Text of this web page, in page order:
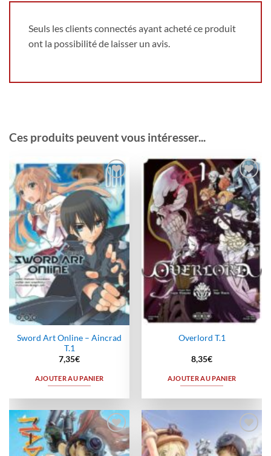
Seuls les clients connectés ayant acheté ce produit
ont la possibilité de laisser un avis.
Ces produits peuvent vous intéresser...
Ajouter
à la
wishlist
Sword Art Online – Aincrad
T.1
7,35€
AJOUTER AU PANIER
Ajouter
à la
wishlist
Overlord T.1
8,35€
AJOUTER AU PANIER
Ajouter
à la
Ajouter
à la